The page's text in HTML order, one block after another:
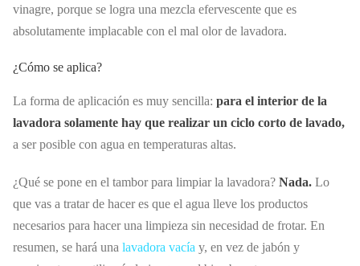
vinagre, porque se logra una mezcla efervescente que es
absolutamente implacable con el mal olor de lavadora.
¿Cómo se aplica?
La forma de aplicación es muy sencilla: para el interior de la
lavadora solamente hay que realizar un ciclo corto de lavado,
a ser posible con agua en temperaturas altas.
¿Qué se pone en el tambor para limpiar la lavadora? Nada. Lo
que vas a tratar de hacer es que el agua lleve los productos
necesarios para hacer una limpieza sin necesidad de frotar. En
resumen, se hará una lavadora vacía y, en vez de jabón y